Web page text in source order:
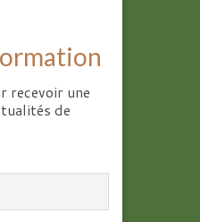
recevoir une
de